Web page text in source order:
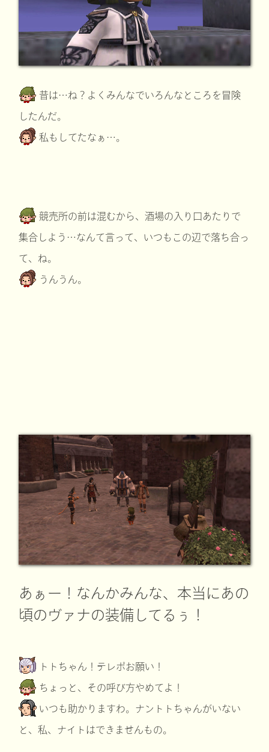
昔は…ね？よくみんなでいろんなところを冒険
したんだ。
私もしてたなぁ…。
競売所の前は混むから、酒場の入り口あたりで
集合しよう…なんて言って、いつもこの辺で落ち合っ
て、ね。
うんうん。
あぁー！なんかみんな、本当にあの
頃のヴァナの装備してるぅ！
トトちゃん！テレポお願い！
ちょっと、その呼び方やめてよ！
いつも助かりますわ。ナントトちゃんがいない
と、私、ナイトはできませんもの。